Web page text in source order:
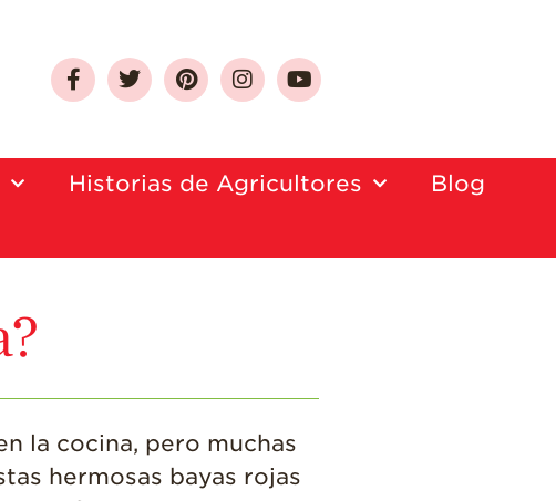
California
Historias de Agricultores Blog
la cocina, pero muchas
hermosas bayas rojas